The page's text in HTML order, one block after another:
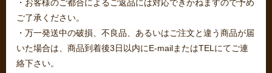
・お客様のご都合によるご返品には対応できかねますので予め
ご了承ください。
・万一発送中の破損、不良品、あるいはご注文と違う商品が届
いた場合は、商品到着後3日以内にE-mailまたはTELにてご連
絡下さい。